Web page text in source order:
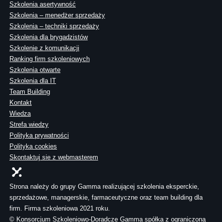
Szkolenia asertywność
Szkolenia – menedżer sprzedaży
Szkolenia – techniki sprzedaży
Szkolenia dla brygadzistów
Szkolenie z komunikacji
Ranking firm szkoleniowych
Szkolenia otwarte
Szkolenia dla IT
Team Building
Kontakt
Wiedza
Strefa wiedzy
Polityka prywatności
Polityka cookies
Skontaktuj sie z webmasterem
Strona należy do grupy Gamma realizującej szkolenia eksperckie,
sprzedażowe, managerskie, farmaceutyczne oraz team building dla
firm. Firma szkoleniowa 2021 roku.
© Konsorcjum Szkoleniowo-Doradcze Gamma spółka z ograniczoną